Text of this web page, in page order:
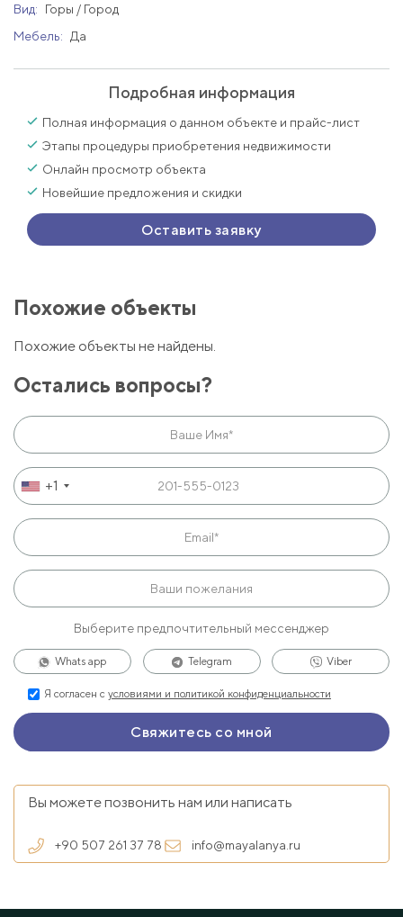
Вид:
Горы / Город
Мебель:
Да
Подробная информация
Полная информация о данном объекте и прайс-лист
Этапы процедуры приобретения недвижимости
Онлайн просмотр объекта
Новейшие предложения и скидки
Оставить заявку
Похожие объекты
Похожие объекты не найдены.
Остались вопросы?
+1
Выберите предпочтительный мессенджер
Whats app Telegram Viber
Я согласен с условиями и политикой конфиденциальности
Вы можете позвонить нам или написать
+90 507 261 37 78 info@mayalanya.ru